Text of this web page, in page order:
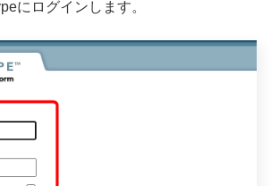
にログインします。